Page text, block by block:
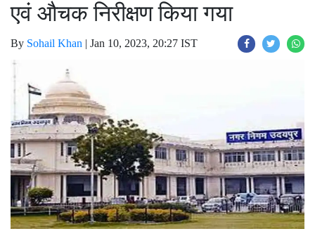
एवं औचक निरीक्षण किया गया
By Sohail Khan | Jan 10, 2023, 20:27 IST